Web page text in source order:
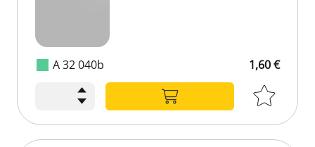
A 32 040b 1,60 €